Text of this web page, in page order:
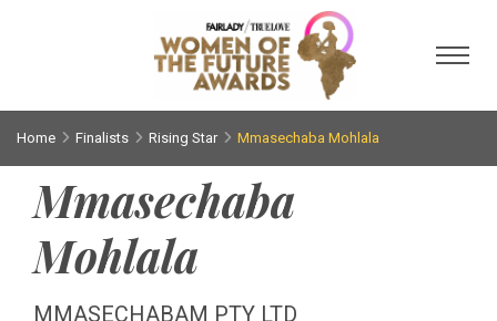
Home Finalists Rising Star Mmasechaba Mohlala
Mmasechaba
Mohlala
MMASECHABAM PTY LTD